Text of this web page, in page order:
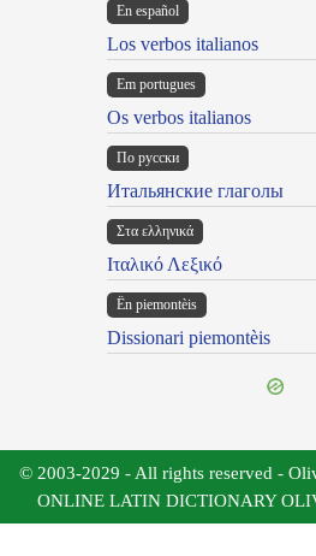
En español
Los verbos italianos
Em portugues
Os verbos italianos
По русски
Итальянские глаголы
Στα ελληνικά
Ιταλικό Λεξικό
Ën piemontèis
Dissionari piemontèis
© 2003-2029 - All rights reserved -
ONLINE LATIN DICTIONARY